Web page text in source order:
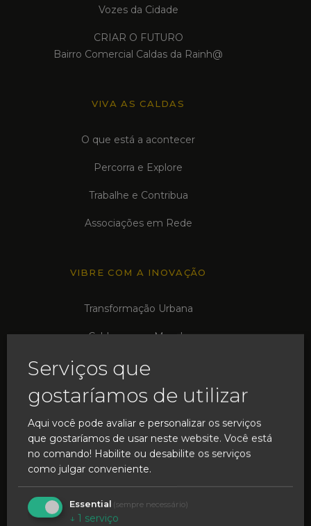
Vozes da Cidade
CRIAR O FUTURO
Bairro Comercial Caldas da Rainh@
VIVA AS CALDAS
O que está a acontecer
Percorra e Explore
Trabalhe e Contribua
Associações em Rede
VIBRE COM A INOVAÇÃO
Transformação Urbana
Caldas para o Mundo
Cacifos Inteligentes
Experiência Imersiva
INSPIRE O FUTURO
Serviços que
gostaríamos de utilizar
Aqui você pode avaliar e personalizar os serviços
que gostaríamos de usar neste website. Você está
no comando! Habilite ou desabilite os serviços
como julgar conveniente.
Essential (sempre necessário)
↓ 1 serviço